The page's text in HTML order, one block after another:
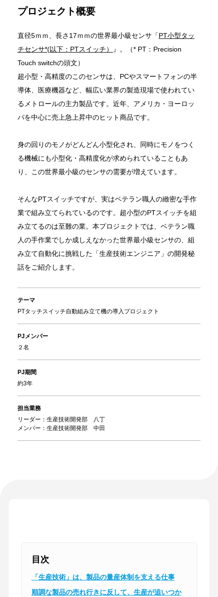
プロジェクト概要
直径5ｍｍ、長さ17ｍｍの世界最小級センサ「PT小型タッ
チセンサ*(以下：PTスイッチ）
』。（* PT：Precision
Touch switchの頭文）
超小型・高精度のこのセンサは、PCやスマートフォンの半
導体、医療機器など、幅広い業界の製造現場で使われてい
るメトロールの主力製品です。近年、アメリカ・ヨーロッ
パを中心に売上急上昇中のヒット商品です。
身の回りのモノがどんどん小型化され、同時にモノをつく
る機械にも小型化・高精度化が求められていることもあ
り、この世界最小級のセンサの需要が増えています。
そんなPTスイッチですが、実はベテラン職人の緻密な手作
業で組み立てられているのです。超小型のPTスイッチを組
み立てるのは至難の業。本プロジェクトでは、ベテラン職
人の手作業でしか成しえなかった世界最小級センサの、組
み立て自動化に挑戦した「生産技術エンジニア」の開発秘
話をご紹介します。
テーマ
PTタッチスイッチ自動組み立て機の導入プロジェクト
PJメンバー
２名
PJ期間
約3年
担当業務
リーダー：生産技術開発部 八丁
メンバー：生産技術開発部 中田
目次
「生産技術」は、製品の量産体制を支える仕事
順調な製品の売れ行きに反して、生産が追いつか